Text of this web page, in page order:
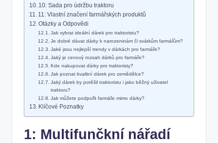
10: Sada pro údržbu traktoru
11: Vlastní značení farmářských produktů
Otázky a Odpovědi
Jak vybrat ideální dárek pro traktoristu?
Je dobré dávat dárky k narozeninám či svátkům farmářům?
Jaké jsou nejlepší trendy v dárkách pro farmáře?
Jaký je cenový rozsah dárků pro farmáře?
Kde nakupovat dárky pro traktoristy?
Jak poznat kvalitní dárek pro zemědělce?
Jaký dárek by potěšil traktoristu i jako běžný uživatel
traktoru?
Jak můžete podpořit farmáře mimo dárky?
Klíčové Poznatky
1: Multifunčkní nářadí